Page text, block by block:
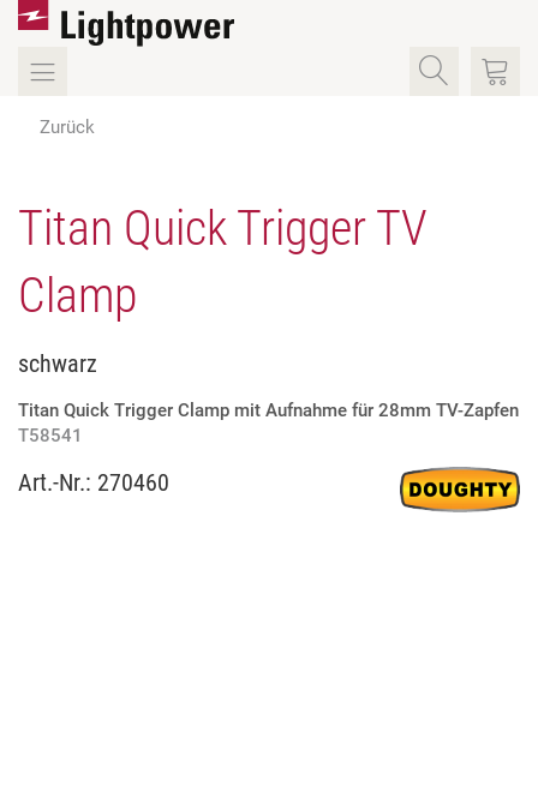
Zurück
Titan Quick Trigger TV
Clamp
schwarz
Titan Quick Trigger Clamp mit Aufnahme für 28mm TV-Zapfen
T58541
Art.-Nr.: 270460